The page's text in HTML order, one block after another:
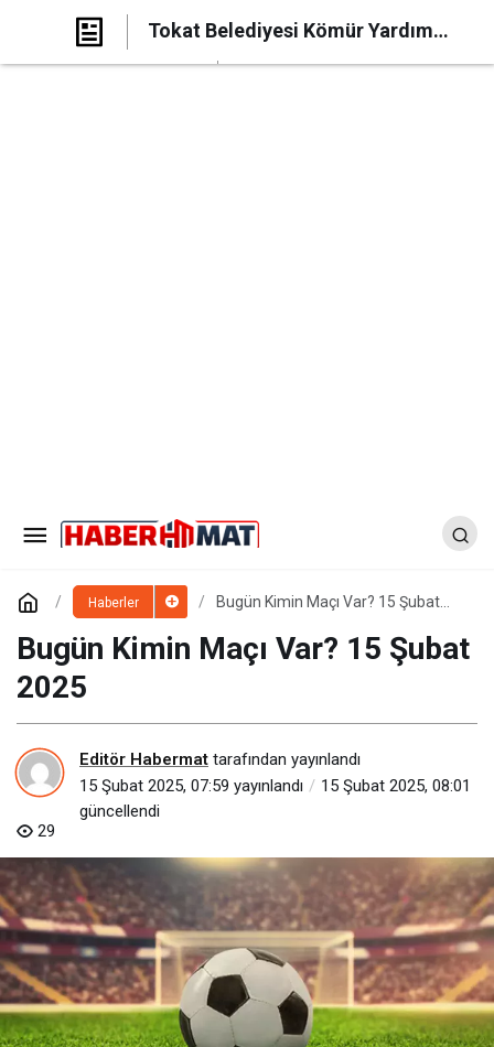
Haberler
Bugün Kimin Maçı Var? 15 Şubat
Bugün Kimin Maçı Var? 15 Şubat
2025
Editör Habermat tarafından yayınlandı
15 Şubat 2025, 07:59 yayınlandı
15 Şubat 2025, 08:01
güncellendi
29
Tokat Belediyesi Kömür Yardım